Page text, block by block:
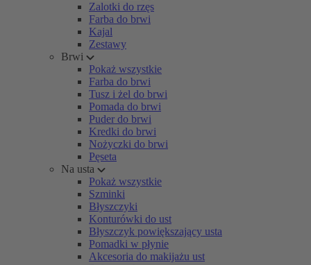
Zalotki do rzęs
Farba do brwi
Kajal
Zestawy
Brwi
Pokaż wszystkie
Farba do brwi
Tusz i żel do brwi
Pomada do brwi
Puder do brwi
Kredki do brwi
Nożyczki do brwi
Pęseta
Na usta
Pokaż wszystkie
Szminki
Błyszczyki
Konturówki do ust
Błyszczyk powiększający usta
Pomadki w płynie
Akcesoria do makijażu ust